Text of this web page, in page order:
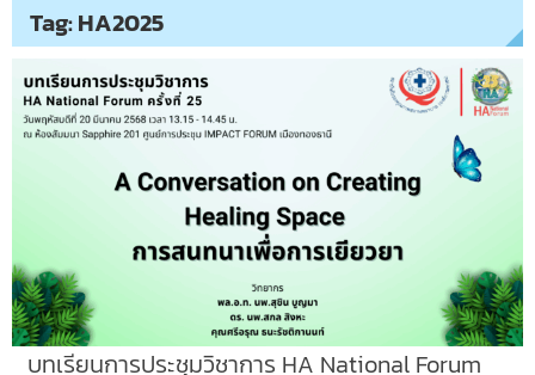
Tag:HA2025
บทเรียนการประชุมวิชาการ HA National Forum